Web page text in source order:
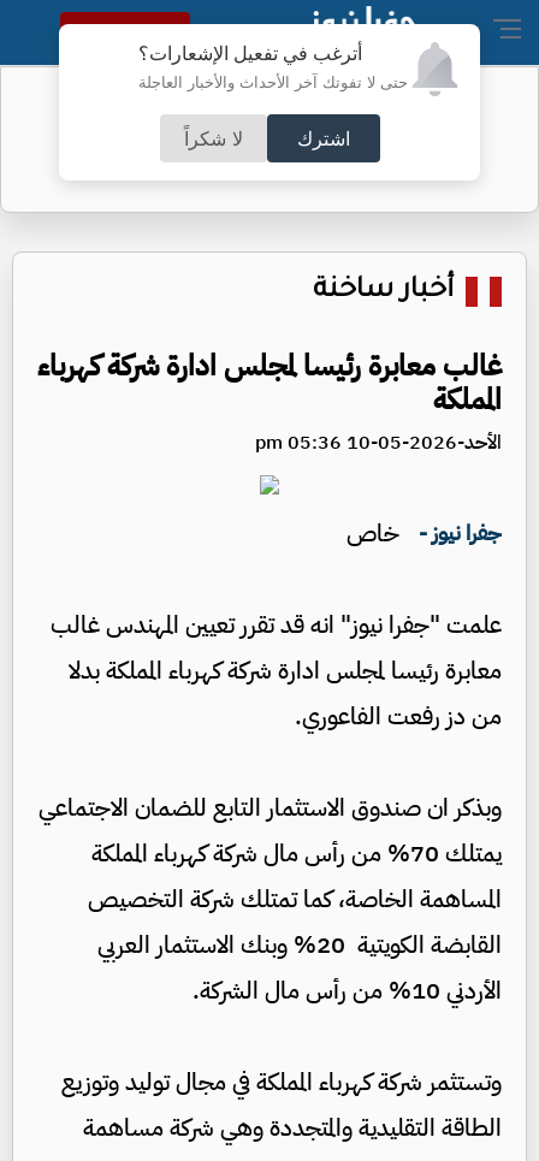
أترغب في تفعيل الإشعارات؟
حتى لا تفوتك آخر الأحداث والأخبار العاجلة
اشترك لا شكراً
النسخة الكاملة
أخبار ساخنة
غالب معابرة رئيسا لمجلس ادارة شركة كهرباء
المملكة
الأحد-2026-05-10 05:36 pm
جفرا نيوز - خاص
علمت "جفرا نيوز" انه قد تقرر تعيين المهندس غالب
معابرة رئيسا لمجلس ادارة شركة كهرباء المملكة بدلا
من دز رفعت الفاعوري.
وبذكر ان صندوق الاستثمار التابع للضمان الاجتماعي
يمتلك 70% من رأس مال شركة كهرباء المملكة
المساهمة الخاصة، كما تمتلك شركة التخصيص
القابضة الكويتية 20% وبنك الاستثمار العربي
الأردني 10% من رأس مال الشركة.
وتستثمر شركة كهرباء المملكة في مجال توليد وتوزيع
الطاقة التقليدية والمتجددة وهي شركة مساهمة